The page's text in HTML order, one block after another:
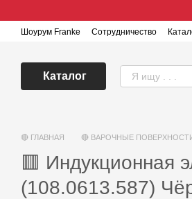
Шоурум Franke Сотрудничество
Каталог
🔴 ГЛАВНАЯ 🔴 ВАРОЧНЫЕ
🟥 Индукционная
(108.0613.587)